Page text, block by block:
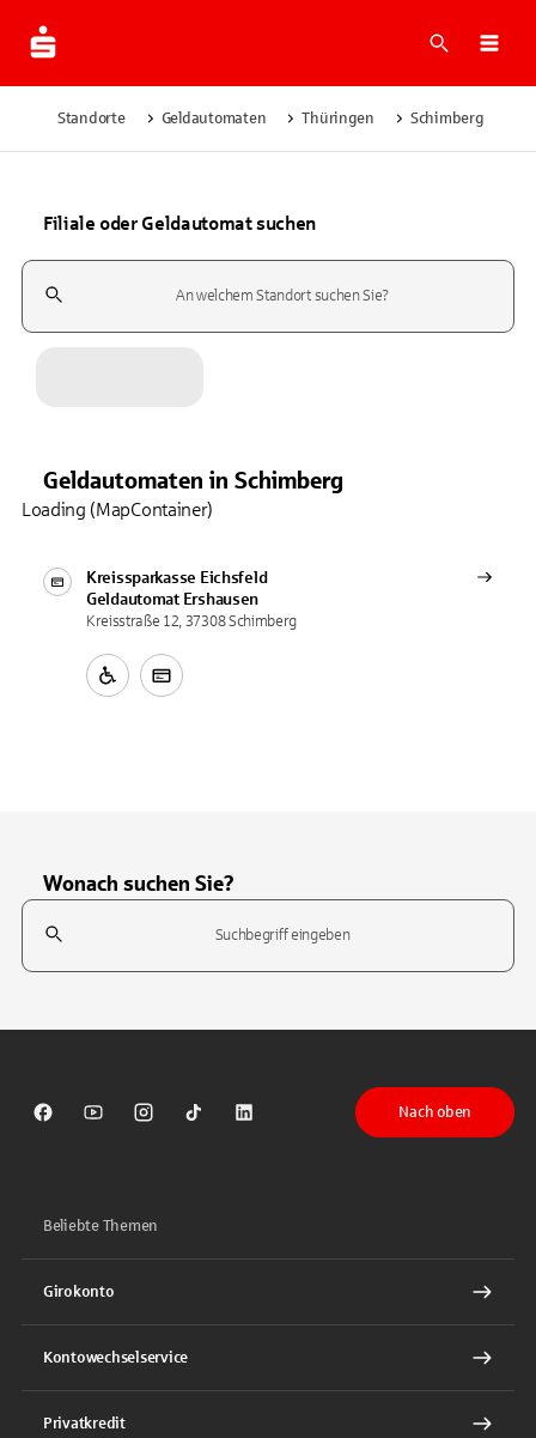
Suche
Standorte Geldautomaten Thüringen Schimberg
Filiale oder Geldautomat suchen
Suchfeld
Geldautomaten in Schimberg
Kreissparkasse Eichsfeld
Geldautomat Ershausen
Kreisstraße 12, 37308 Schimberg
Loading (MapContainer)
Wonach suchen Sie?
Suchfeld
Sparkasse auf Facebook
Sparkasse auf Youtube
Sparkasse auf Instagram
Sparkasse auf TikTok
Sparkasse auf LinkedIn
Nach oben
Beliebte Themen
Girokonto
Kontowechselservice
Privatkredit